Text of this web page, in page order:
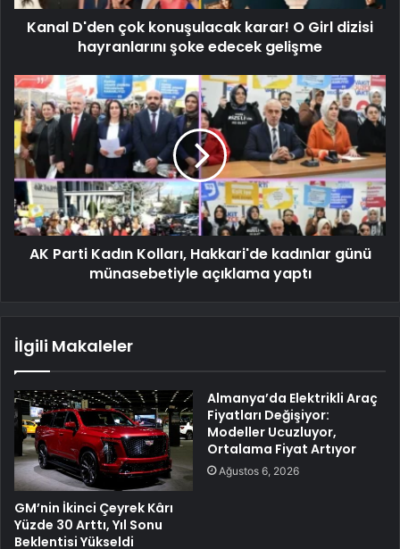
Kanal D'den çok konuşulacak karar! O Girl dizisi
hayranlarını şoke edecek gelişme
AK Parti Kadın Kolları, Hakkari'de kadınlar günü
münasebetiyle açıklama yaptı
İlgili Makaleler
GM’nin İkinci Çeyrek Kârı
Yüzde 30 Arttı, Yıl Sonu
Beklentisi Yükseldi
Almanya’da Elektrikli Araç
Fiyatları Değişiyor:
Modeller Ucuzluyor,
Ortalama Fiyat Artıyor
Ağustos 6, 2026